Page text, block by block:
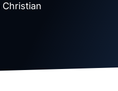
Christian